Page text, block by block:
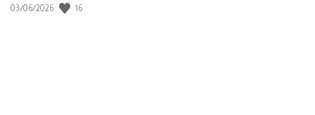
state
Date
03/06/2026 16